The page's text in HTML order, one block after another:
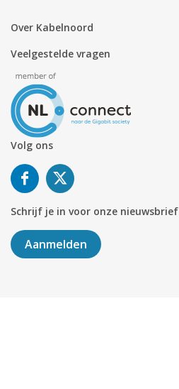
Over Kabelnoord
Veelgestelde vragen
Volg ons
Schrijf je in voor onze nieuwsbrief
Aanmelden